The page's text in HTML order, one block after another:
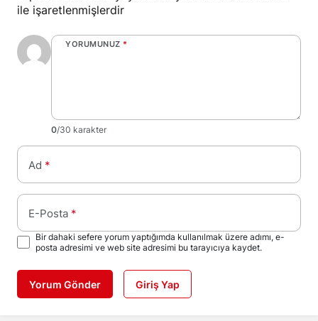
ile işaretlenmişlerdir
YORUMUNUZ *
0/30 karakter
Ad *
E-Posta *
Bir dahaki sefere yorum yaptığımda kullanılmak üzere adımı, e-
posta adresimi ve web site adresimi bu tarayıcıya kaydet.
Yorum Gönder Giriş Yap